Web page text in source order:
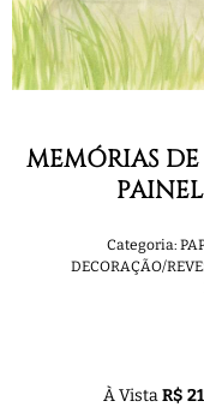
MEMÓRIAS
Categoria:
DECORAÇÃO/
À VistaR$